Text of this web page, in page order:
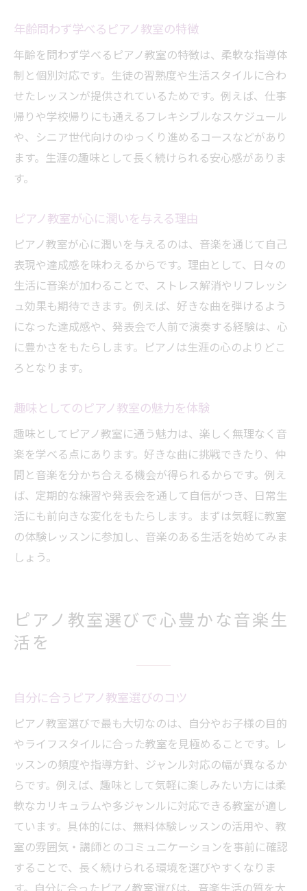
趣味から自信を育むピアノ教室の力
ピアノ教室が新しい自分を引き出す理由
ピアノ教室で夢中になれる時間を作る
成長を実感できるピアノ教室の魅力
気軽に通える福岡市南区の音楽時間
ピアノ教室で始める気軽な音楽習慣
福岡市南区のピアノ教室で手軽に通うコツ
ピアノ教室で心安らぐ音楽時間を楽しむ
気軽に参加できるピアノ教室の特徴を解説
年齢問わず学べるピアノ教室の特徴
年齢を問わず学べるピアノ教室の特徴は、柔軟な指導体
制と個別対応です。生徒の習熟度や生活スタイルに合わ
せたレッスンが提供されているためです。例えば、仕事
帰りや学校帰りにも通えるフレキシブルなスケジュール
や、シニア世代向けのゆっくり進めるコースなどがあり
ます。生涯の趣味として長く続けられる安心感がありま
す。
ピアノ教室が心に潤いを与える理由
ピアノ教室が心に潤いを与えるのは、音楽を通じて自己
表現や達成感を味わえるからです。理由として、日々の
生活に音楽が加わることで、ストレス解消やリフレッシ
ュ効果も期待できます。例えば、好きな曲を弾けるよう
になった達成感や、発表会で人前で演奏する経験は、心
に豊かさをもたらします。ピアノは生涯の心のよりどこ
ろとなります。
趣味としてのピアノ教室の魅力を体験
趣味としてピアノ教室に通う魅力は、楽しく無理なく音
楽を学べる点にあります。好きな曲に挑戦できたり、仲
間と音楽を分かち合える機会が得られるからです。例え
ば、定期的な練習や発表会を通して自信がつき、日常生
活にも前向きな変化をもたらします。まずは気軽に教室
の体験レッスンに参加し、音楽のある生活を始めてみま
しょう。
ピアノ教室選びで心豊かな音楽生
活を
自分に合うピアノ教室選びのコツ
ピアノ教室選びで最も大切なのは、自分やお子様の目的
やライフスタイルに合った教室を見極めることです。レ
ッスンの頻度や指導方針、ジャンル対応の幅が異なるか
らです。例えば、趣味として気軽に楽しみたい方には柔
軟なカリキュラムや多ジャンルに対応できる教室が適し
ています。具体的には、無料体験レッスンの活用や、教
室の雰囲気・講師とのコミュニケーションを事前に確認
することで、長く続けられる環境を選びやすくなりま